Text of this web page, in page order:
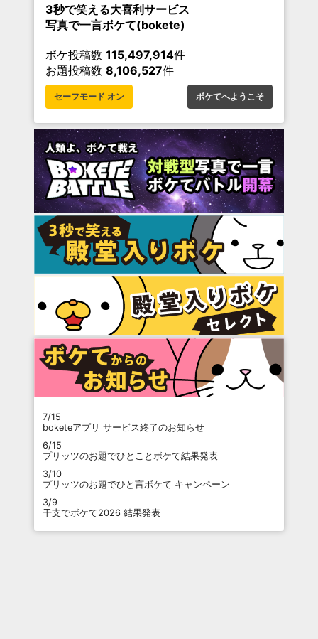
3秒で笑える大喜利サービス
写真で一言ボケて(bokete)
ボケ投稿数 115,497,914件
お題投稿数 8,106,527件
セーフモード オン ボケてへようこそ
7/15
boketeアプリ サービス終了のお知らせ
6/15
プリッツのお題でひとことボケて結果発表
3/10
プリッツのお題でひと言ボケて キャンペーン
3/9
干支でボケて2026 結果発表